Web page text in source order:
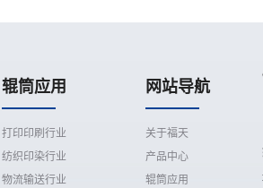
辊筒应用
打印印刷行业
纺织印染行业
物流输送行业
网站导航
关于福天
产品中心
辊筒应用